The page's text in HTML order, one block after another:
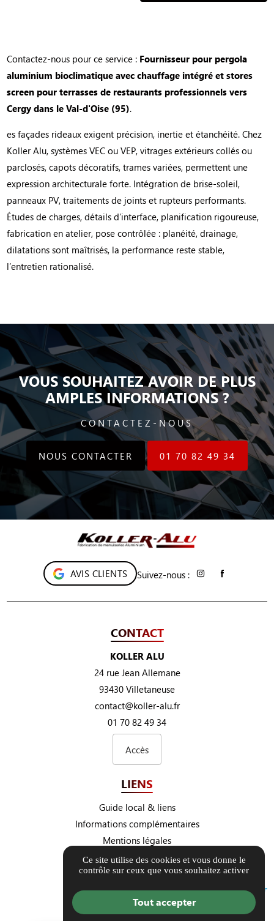
Contactez-nous pour ce service : Fournisseur pour pergola
aluminium bioclimatique avec chauffage intégré et stores
screen pour terrasses de restaurants professionnels vers
Cergy dans le Val-d'Oise (95).
es façades rideaux exigent précision, inertie et étanchéité. Chez
Koller Alu, systèmes VEC ou VEP, vitrages extérieurs collés ou
parclosés, capots décoratifs, trames variées, permettent une
expression architecturale forte. Intégration de brise-soleil,
panneaux PV, traitements de joints et rupteurs performants.
Études de charges, détails d’interface, planification rigoureuse,
fabrication en atelier, pose contrôlée : planéité, drainage,
dilatations sont maîtrisés, la performance reste stable,
l’entretien rationalisé.
VOUS SOUHAITEZ AVOIR DE PLUS
AMPLES INFORMATIONS ?
CONTACTEZ-NOUS
NOUS CONTACTER 01 70 82 49 34
AVIS CLIENTS Suivez-nous :
CONTACT
KOLLER ALU
24 rue Jean Allemane
93430 Villetaneuse
contact@koller-alu.fr
01 70 82 49 34
Accès
LIENS
Guide local & liens
Informations complémentaires
Mentions légales
Politique de confidentialité
Gestion des cookies
Ce site utilise des cookies et vous donne le
contrôle sur ceux que vous souhaitez activer
Tout accepter